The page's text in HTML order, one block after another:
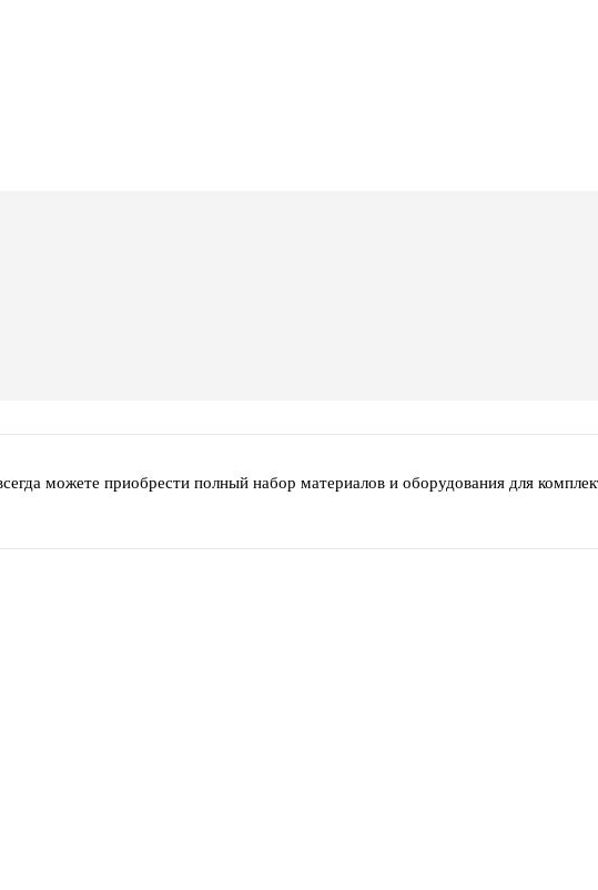
можете приобрести полный набор материалов и оборудования для